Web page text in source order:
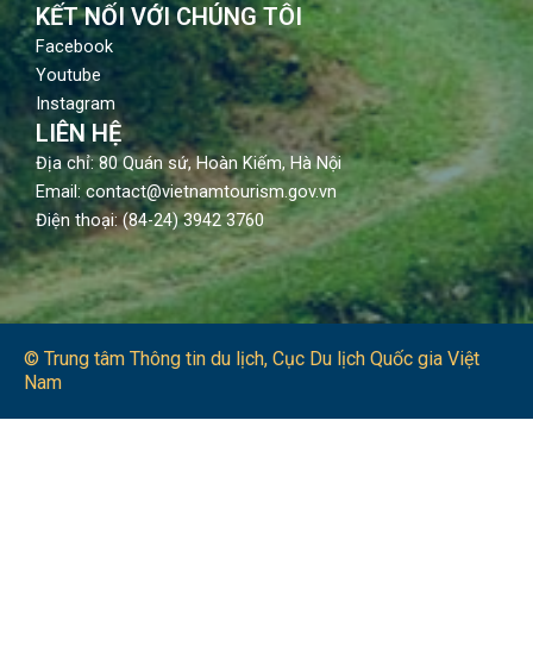
KẾT NỐI VỚI CHÚNG TÔI
Facebook
Youtube
Instagram
LIÊN HỆ
Địa chỉ: 80 Quán sứ, Hoàn Kiếm, Hà Nội
Email: contact@vietnamtourism.gov.vn
Điện thoại: (84-24) 3942 3760
© Trung tâm Thông tin du lịch​, Cục Du lịch Quốc gia Việt
Nam